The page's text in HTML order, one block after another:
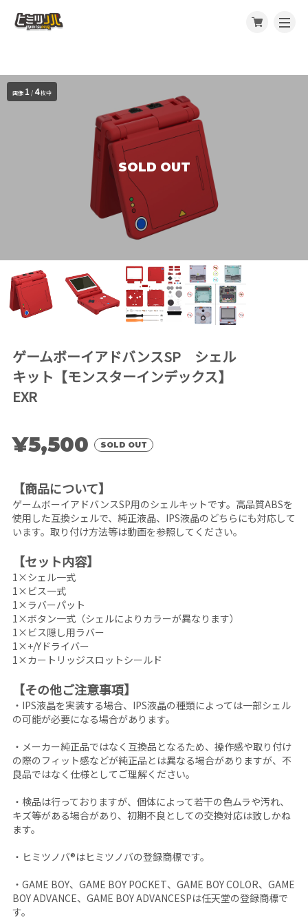
画像 1 /4枚中
SOLD OUT
ゲームボーイアドバンスSP シェル
キット【モンスターインデックス】
EXR
¥5,500 SOLD OUT
【商品について】
ゲームボーイアドバンスSP用のシェルキットです。高品質ABSを
使用した互換シェルで、純正液晶、IPS液晶のどちらにも対応して
います。取り付け方法等は動画を参照してください。
【セット内容】
1×シェル一式
1×ビス一式
1×ラバーパット
1×ボタン一式（シェルによりカラーが異なります）
1×ビス隠し用ラバー
1×+/Yドライバー
1×カートリッジスロットシールド
【その他ご注意事項】
・IPS液晶を実装する場合、IPS液晶の種類によっては一部シェル
の可能が必要になる場合があります。
・メーカー純正品ではなく互換品となるため、操作感や取り付け
の際のフィット感などが純正品とは異なる場合がありますが、不
良品ではなく仕様としてご理解ください。
・検品は行っておりますが、個体によって若干の色ムラや汚れ、
キズ等がある場合があり、初期不良としての交換対応は致しかね
ます。
・ヒミツノバ®はヒミツノバの登録商標です。
・GAME BOY、GAME BOY POCKET、GAME BOY COLOR、GAME
BOY ADVANCE、GAME BOY ADVANCESPは任天堂の登録商標で
す。